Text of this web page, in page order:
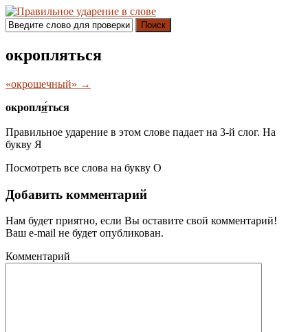
Поиск
окропляться
«окрошечный» →
окропля́ться
Правильное ударение в этом слове падает на 3-й слог. На
букву Я
Посмотреть все слова на букву О
Добавить комментарий
Нам будет приятно, если Вы оставите свой комментарий!
Ваш e-mail не будет опубликован.
Комментарий